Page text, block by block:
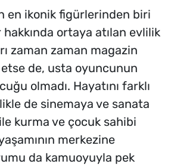
en ikonik figürlerinden biri
hakkında ortaya atılan evlilik
zaman zaman magazin
etse de, usta oyuncunun
olmadı. Hayatını farklı
de sinemaya ve sanata
kurma ve çocuk sahibi
merkezine
da kamuoyuyla pek